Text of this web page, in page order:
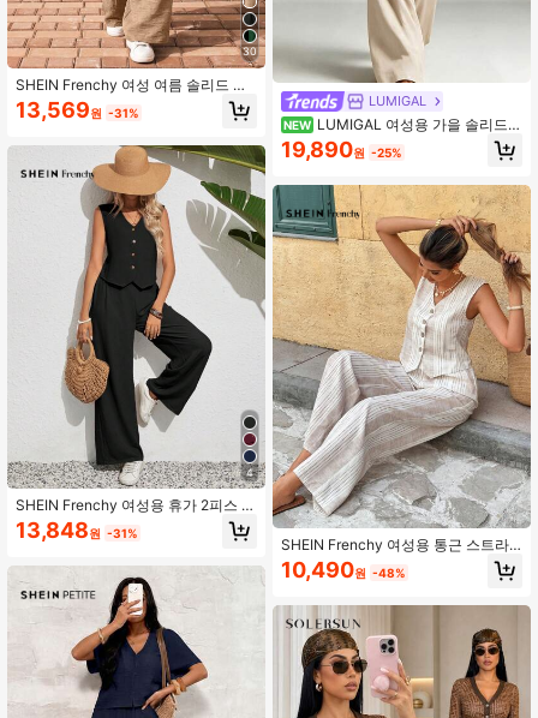
30
SHEIN Frenchy 여성 여름 솔리드 컬
러 싱글 브레스트 조끼와 와이드 레그
팬츠 루즈 캐주얼 수트
13,569원 -31%
4
SHEIN Frenchy 여성용 휴가 2피스 브
이넥 민소매 버튼 탑 & 스트레이트 레
그 캐주얼 팬츠
13,848원 -31%
LUMIGAL
NEW LUMIGAL 여성용 가을 솔리드
컬러 오버랩 브이넥 긴팔 셔츠 및 와이
드 레그 팬츠 캐주얼 세트
19,890원 -25%
SHEIN Frenchy 여성용 통근 스트라
이프 베스트 세트 투피스 여성 일상복
여름 의상 2피스 세트 여성 비즈니스
10,490원 -48%